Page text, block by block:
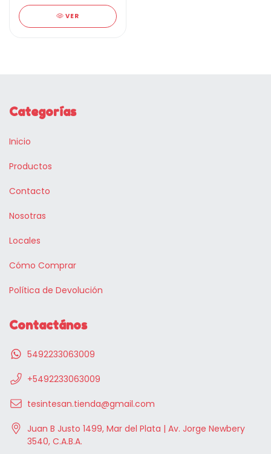
VER
Categorías
Inicio
Productos
Contacto
Nosotras
Locales
Cómo Comprar
Política de Devolución
Contactános
5492233063009
+5492233063009
tesintesan.tienda@gmail.com
Juan B Justo 1499, Mar del Plata | Av. Jorge Newbery
3540, C.A.B.A.